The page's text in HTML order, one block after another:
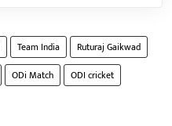
Team India
Ruturaj Gaikwad
ODi Match
ODI cricket